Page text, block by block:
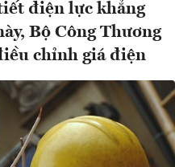
điện lực khẳng
Bộ Công Thương
chỉnh giá điện